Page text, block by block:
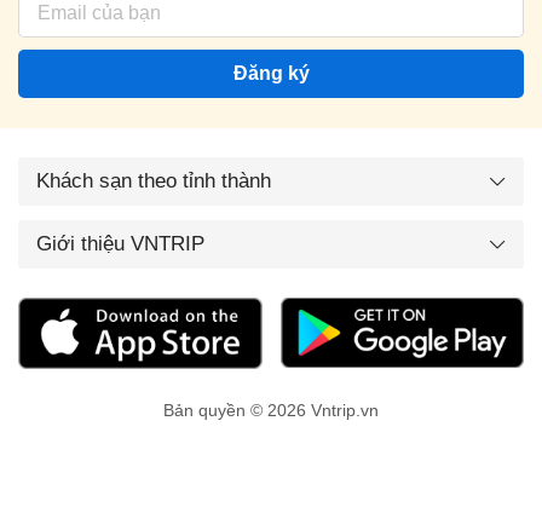
Đăng ký
Khách sạn theo tỉnh thành
Giới thiệu VNTRIP
Bản quyền © 2026 Vntrip.vn